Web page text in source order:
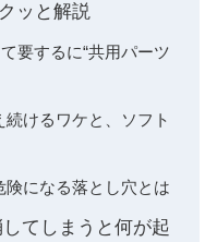
ッと解説
要するに“共用パーツ
けるワケと、ソフト
険になる落とし穴とは
てしまうと何が起